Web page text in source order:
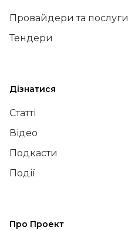
Провайдери та послуги
Тендери
Дізнатися
Статті
Відео
Подкасти
Події
Про Проект